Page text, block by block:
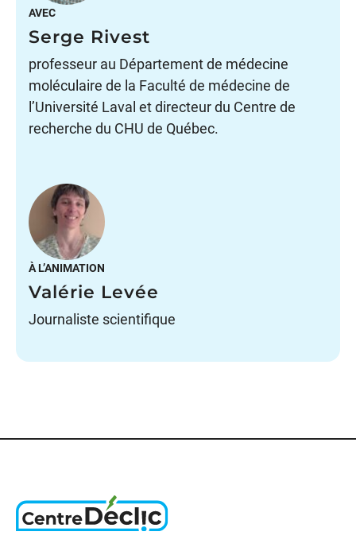
AVEC
Serge Rivest
professeur au Département de médecine
moléculaire de la Faculté de médecine de
l’Université Laval et directeur du Centre de
recherche du CHU de Québec.
À L’ANIMATION
Valérie Levée
Journaliste scientifique